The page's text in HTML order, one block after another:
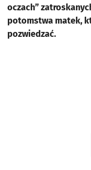
oczach”
potomstwa matek,
pozwiedzać.